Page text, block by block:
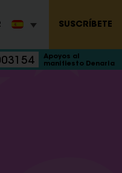
SUSCRÍBETE
Apoyos al
manifiesto Denaria